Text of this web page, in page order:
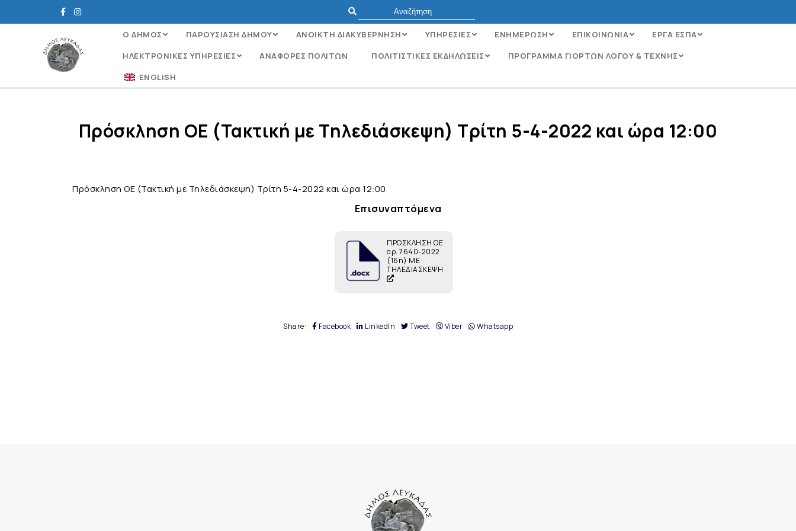
Ο ΔΗΜΟΣ ΠΑΡΟΥΣΙΑΣΗ ΔΗΜΟΥ ΑΝΟΙΚΤΗ ΔΙΑΚΥΒΕΡΝΗΣΗ ΥΠΗΡΕΣΙΕΣ ΕΝΗΜΕΡΩΣΗ ΕΠΙΚΟΙΝΩΝΙΑ
ΕΡΓΑ ΕΣΠΑ
ΗΛΕΚΤΡΟΝΙΚΈΣ ΥΠΗΡΕΣΊΕΣ
ΑΝΑΦΟΡΈΣ ΠΟΛΙΤΏΝ ΠΟΛΙΤΙΣΤΙΚΕΣ ΕΚΔΗΛΩΣΕΙΣ
ΠΡΟΓΡΑΜΜΑ ΓΙΟΡΤΩΝ ΛΟΓΟΥ & ΤΕΧΝΗΣ
ENGLISH
Πρόσκληση ΟΕ (Τακτική με Τηλεδιάσκεψη) Τρίτη 5-4-2022 και ώρα 12:00
Πρόσκληση ΟΕ (Τακτική με Τηλεδιάσκεψη) Τρίτη 5-4-2022 και ώρα 12:00
Επισυναπτόμενα
ΠΡΟΣΚΛΗΣΗ ΟΕ
αρ. 7640-2022
(16η) ΜΕ
ΤΗΛΕΔΙΑΣΚΕΨΗ
Share: Facebook LinkedIn Tweet Viber Whatsapp